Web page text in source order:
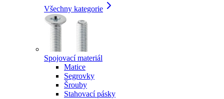
Všechny kategorie
Spojovací materiál
Matice
Segrovky
Šrouby
Stahovací pásky